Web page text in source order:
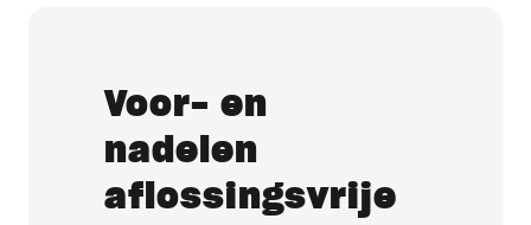
Voor- en
nadelen
aflossingsvrije